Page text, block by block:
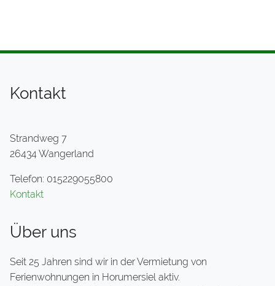
Kontakt
Strandweg 7
26434 Wangerland
Telefon: 015229055800
Kontakt
Über uns
Seit 25 Jahren sind wir in der Vermietung von
Ferienwohnungen in Horumersiel aktiv.